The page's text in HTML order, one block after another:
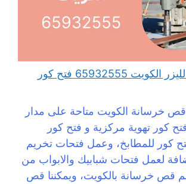
قص خرسانه بالليزر الكويت 65932555 فتح كور
خرسانة الكويت متاحة على مدار
كور تهوية مركزية و فتح كور
كور للمطابخ، وعمل فتحات تخريم
لعمل فتحات شبابيك والابواب من
قص خرسانة بالكويت، ويمكننا قص